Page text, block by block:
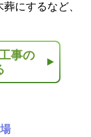
にするなど、
事の